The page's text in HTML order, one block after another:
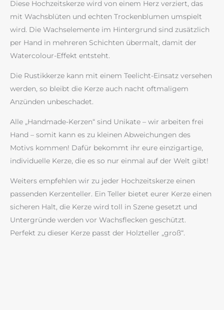
Diese Hochzeitskerze wird von einem Herz verziert, das
mit Wachsblüten und echten Trockenblumen umspielt
wird. Die Wachselemente im Hintergrund sind zusätzlich
per Hand in mehreren Schichten übermalt, damit der
Watercolour-Effekt entsteht.
Die Rustikkerze kann mit einem Teelicht-Einsatz versehen
werden, so bleibt die Kerze auch nacht oftmaligem
Anzünden unbeschadet.
Alle „Handmade-Kerzen“ sind Unikate – wir arbeiten frei
Hand – somit kann es zu kleinen Abweichungen des
Motivs kommen! Dafür bekommt ihr eure einzigartige,
individuelle Kerze, die es so nur einmal auf der Welt gibt!
Weiters empfehlen wir zu jeder Hochzeitskerze einen
passenden Kerzenteller. Ein Teller bietet eurer Kerze einen
sicheren Halt, die Kerze wird toll in Szene gesetzt und
Untergründe werden vor Wachsflecken geschützt.
Perfekt zu dieser Kerze passt der Holzteller „groß“.